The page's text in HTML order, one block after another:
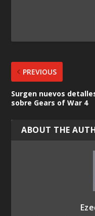
PREVIOUS
Surgen nuevos
sobre Gears of War 4
ABOUT THE